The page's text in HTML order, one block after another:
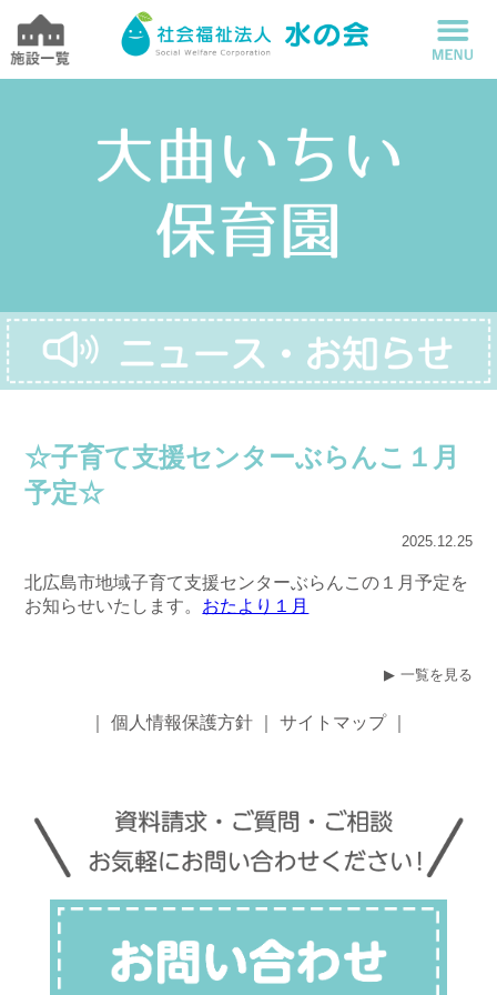
☆子育て支援センターぶらんこ１月
予定☆
2025.12.25
北広島市地域子育て支援センターぶらんこの１月予定を
お知らせいたします。 おたより１月
一覧を見る
個人情報保護方針 サイトマップ｜